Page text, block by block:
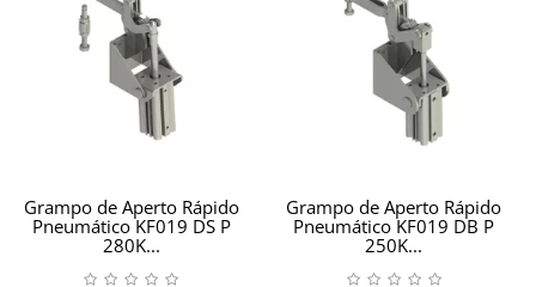
Grampo de Aperto Rápido
Pneumático KF019 DS P
280K...
Grampo de Aperto Rápido
Pneumático KF019 DB P
250K...